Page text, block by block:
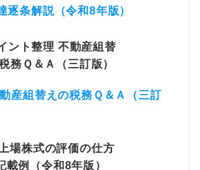
逐条解説（令和8年版）
産組替えの税務Ｑ＆Ａ（三訂